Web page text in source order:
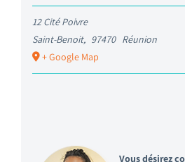
12 Cité Poivre
Saint-Benoit, 97470 Réunion
+ Google Map
Vous désirez